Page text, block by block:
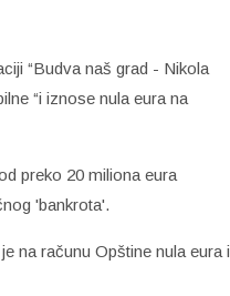
“Budva naš grad - Nikola
“i iznose nula eura na
preko 20 miliona eura
'bankrota'.
na računu Opštine nula eura i